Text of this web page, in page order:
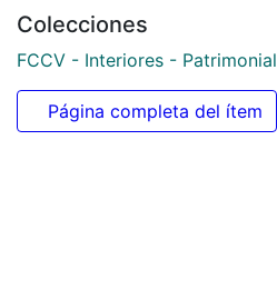
Colecciones
FCCV - Interiores - Patrimonial
Página completa del ítem